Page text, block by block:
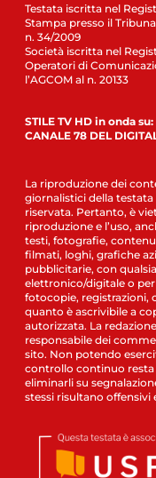
Testata iscritta nel
Stampa presso il
n. 34/2009
Società iscritta nel
Operatori di
l’AGCOM al n. 20133
STILE TV HD in onda su:
CANALE 78 DEL
La riproduzione dei
giornalistici della testata
riservata. Pertanto, è
riproduzione e l’uso,
testi, fotografie,
filmati, loghi, grafiche
pubblicitarie, con
elettronico/digitale o
fotocopie, registrazioni,
quanto è ascrivibile a
autorizzata. La
responsabile dei
sito. Non potendo
controllo continuo resta
eliminarli su
stessi risultano offensivi